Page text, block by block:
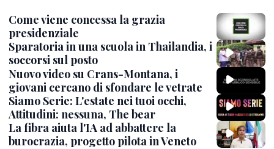
Come viene concessa la grazia
presidenziale
Sparatoria in una scuola in Thailandia, i
soccorsi sul posto
Nuovo video su Crans-Montana, i
giovani cercano di sfondare le vetrate
Siamo Serie: L'estate nei tuoi occhi,
Attitudini: nessuna, The bear
La fibra aiuta l'IA ad abbattere la
burocrazia, progetto pilota in Veneto